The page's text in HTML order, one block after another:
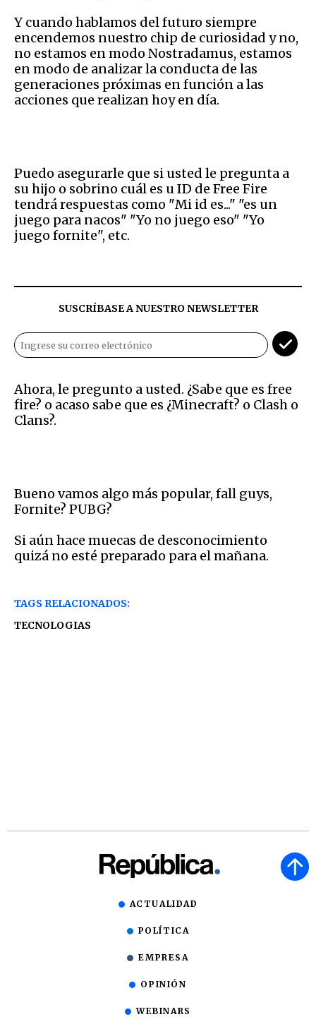
Y cuando hablamos del futuro siempre
encendemos nuestro chip de curiosidad y no,
no estamos en modo Nostradamus, estamos
en modo de analizar la conducta de las
generaciones próximas en función a las
acciones que realizan hoy en día.
Puedo asegurarle que si usted le pregunta a
su hijo o sobrino cuál es u ID de Free Fire
tendrá respuestas como "Mi id es..." "es un
juego para nacos" "Yo no juego eso" "Yo
juego fornite", etc.
SUSCRÍBASE A NUESTRO NEWSLETTER
Ahora, le pregunto a usted. ¿Sabe que es free
fire? o acaso sabe que es ¿Minecraft? o Clash o
Clans?.
Bueno vamos algo más popular, fall guys,
Fornite? PUBG?
Si aún hace muecas de desconocimiento
quizá no esté preparado para el mañana.
TAGS RELACIONADOS:
TECNOLOGIAS
ACTUALIDAD
POLÍTICA
EMPRESA
OPINIÓN
WEBINARS